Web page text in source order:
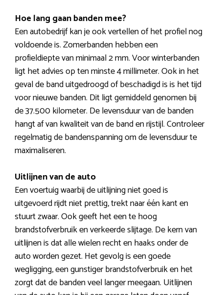
Hoe lang gaan banden mee?
Een autobedrijf kan je ook vertellen of het profiel nog
voldoende is. Zomerbanden hebben een
profieldiepte van minimaal 2 mm. Voor winterbanden
ligt het advies op ten minste 4 millimeter. Ook in het
geval de band uitgedroogd of beschadigd is is het tijd
voor nieuwe banden. Dit ligt gemiddeld genomen bij
de 37.500 kilometer. De levensduur van de banden
hangt af van kwaliteit van de band en rijstijl. Controleer
regelmatig de bandenspanning om de levensduur te
maximaliseren.
Uitlijnen van de auto
Een voertuig waarbij de uitlijning niet goed is
uitgevoerd rijdt niet prettig, trekt naar één kant en
stuurt zwaar. Ook geeft het een te hoog
brandstofverbruik en verkeerde slijtage. De kern van
uitlijnen is dat alle wielen recht en haaks onder de
auto worden gezet. Het gevolg is een goede
wegligging, een gunstiger brandstofverbruik en het
zorgt dat de banden veel langer meegaan. Uitlijnen